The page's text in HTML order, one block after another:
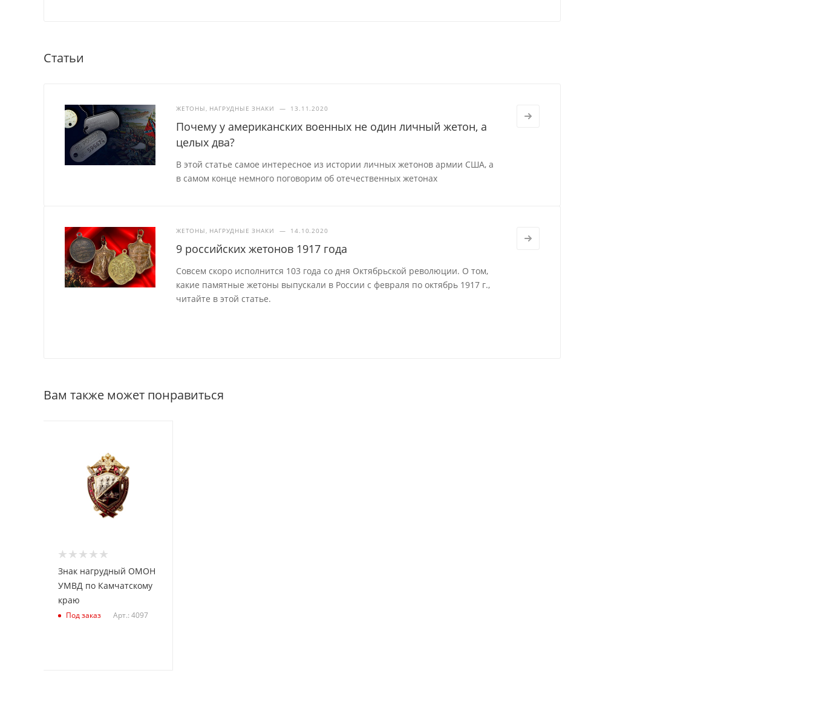
Статьи
ЖЕТОНЫ, НАГРУДНЫЕ ЗНАКИ — 13.11.2020
Почему у американских военных не один личный жетон, а
целых два?
В этой статье самое интересное из истории личных жетонов армии США, а
в самом конце немного поговорим об отечественных жетонах
ЖЕТОНЫ, НАГРУДНЫЕ ЗНАКИ — 14.10.2020
9 российских жетонов 1917 года
Совсем скоро исполнится 103 года со дня Октябрьской революции. О том,
какие памятные жетоны выпускали в России с февраля по октябрь 1917 г.,
читайте в этой статье.
Вам также может понравиться
Знак нагрудный ОМОН
УМВД по Камчатскому
краю
Под заказ Арт.: 4097